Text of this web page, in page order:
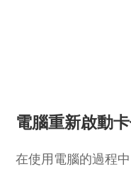
電腦重新啟動
在使用電腦的過程